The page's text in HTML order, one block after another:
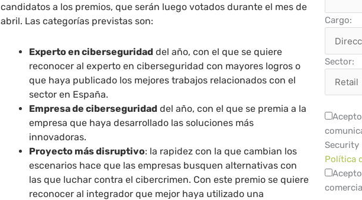
candidatos a los premios, que serán luego votados durante el mes de
abril. Las categorías previstas son:
Experto en ciberseguridad del año, con el que se quiere
reconocer al experto en ciberseguridad con mayores logros o
que haya publicado los mejores trabajos relacionados con el
sector en España.
Empresa de ciberseguridad del año, con el que se premia a la
empresa que haya desarrollado las soluciones más
innovadoras.
Proyecto más disruptivo: la rapidez con la que cambian los
escenarios hace que las empresas busquen alternativas con
las que luchar contra el cibercrimen. Con este premio se quiere
reconocer al integrador que mejor haya utilizado una
Cargo:
Sector:
Security
Política